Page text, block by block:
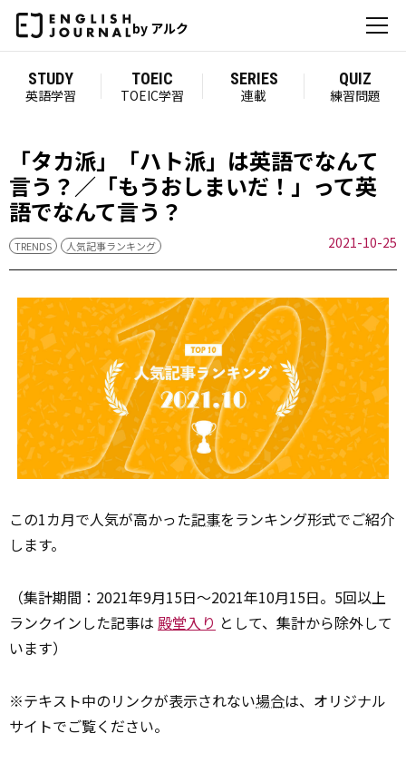
by アルク
STUDY
英語学習
TOEIC
TOEIC学習
SERIES
連載
QUIZ
練習問題
「タカ派」「ハト派」は英語でなんて
言う？／「もうおしまいだ！」って英
語でなんて言う？
TRENDS 人気記事ランキング 2021-10-25
この1カ月で人気が高かった記事をランキング形式でご紹介
します。
（集計期間：2021年9月15日～2021年10月15日。5回以上
ランクインした記事は 殿堂入り として、集計から除外して
います）
※テキスト中のリンクが表示されない場合は、オリジナル
サイトでご覧ください。